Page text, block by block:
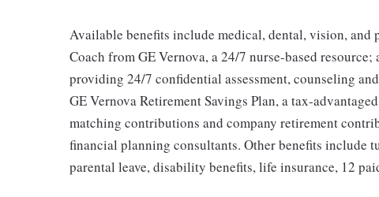
Available benefits include medical, dental, vision, and
Coach from GE Vernova, a 24/7 nurse-based
providing 24/7 confidential assessment, counseling
GE Vernova Retirement Savings Plan, a tax-
matching contributions and company retirement
financial planning consultants. Other benefits include
parental leave, disability benefits, life insurance, 12